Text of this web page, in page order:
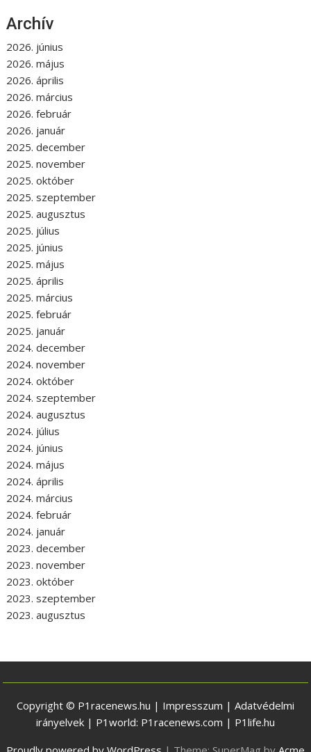
Archív
2026. június
2026. május
2026. április
2026. március
2026. február
2026. január
2025. december
2025. november
2025. október
2025. szeptember
2025. augusztus
2025. július
2025. június
2025. május
2025. április
2025. március
2025. február
2025. január
2024. december
2024. november
2024. október
2024. szeptember
2024. augusztus
2024. július
2024. június
2024. május
2024. április
2024. március
2024. február
2024. január
2023. december
2023. november
2023. október
2023. szeptember
2023. augusztus
Copyright © P1racenews.hu | Impresszum | Adatvédelmi
irányelvek | P1world: P1racenews.com | P1life.hu